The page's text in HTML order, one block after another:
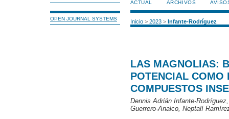
OPEN JOURNAL SYSTEMS
ACTUAL
ARCHIVOS
Inicio> 2023> Infante-Rodríguez
LAS MAGNOLIAS:
POTENCIAL COMO
COMPUESTOS
Dennis Adrián Infante-
Guerrero-Analco, Neptalí